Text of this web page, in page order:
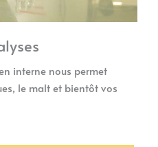
interne nous permet
le malt et bientôt vos